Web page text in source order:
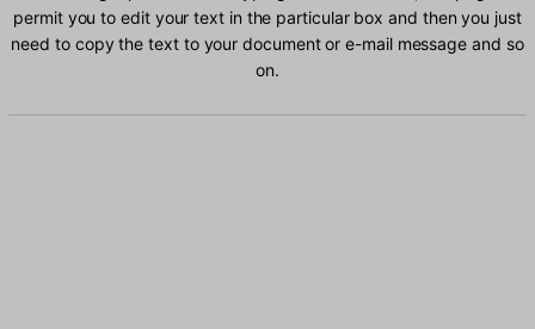
permit you to edit your text in the particular box and then you just
need to copy the text to your document or e-mail message and so
on.